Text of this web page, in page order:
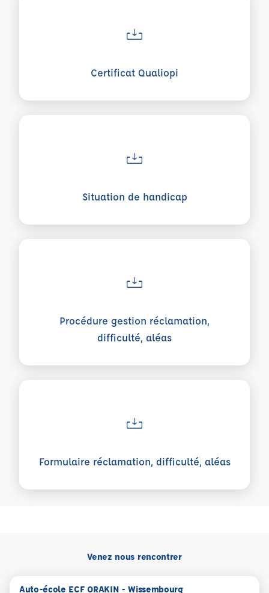
Certificat Qualiopi
Situation de handicap
Procédure gestion réclamation,
difficulté, aléas
Formulaire réclamation, difficulté, aléas
Venez nous rencontrer
Auto-école ECF ORAKIN - Wissembourg